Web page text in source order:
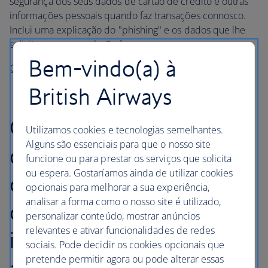
informações pessoais quando faz transações connosco.
Inclui uma explicação do "phishing" e os dados que lhe
solicitaremos em relação à sua reserva.
Consultar a nossa política de segurança do website
Os seus direitos em caso
de recusa de embarque,
cancelamento de
colocação em classe
inferior (downgrade) ou
Bem-vindo(a) à
British Airways
Utilizamos cookies e tecnologias semelhantes.
Alguns são essenciais para que o nosso site
funcione ou para prestar os serviços que solicita
ou espera. Gostaríamos ainda de utilizar cookies
opcionais para melhorar a sua experiência,
analisar a forma como o nosso site é utilizado,
personalizar conteúdo, mostrar anúncios
relevantes e ativar funcionalidades de redes
sociais. Pode decidir os cookies opcionais que
pretende permitir agora ou pode alterar essas